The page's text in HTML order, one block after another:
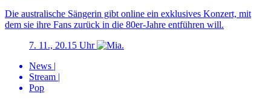
Die australische Sängerin gibt online ein exklusives Konzert, mit
dem sie ihre Fans zurück in die 80er-Jahre entführen will.
7. 11., 20.15 Uhr
News |
Stream |
Pop